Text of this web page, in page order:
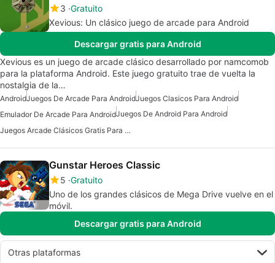
3 Gratuito
Xevious: Un clásico juego de arcade para Android
Descargar gratis para Android
Xevious es un juego de arcade clásico desarrollado por namcomob
para la plataforma Android. Este juego gratuito trae de vuelta la
nostalgia de la…
AndroidJuegos De Arcade Para AndroidJuegos Clasicos Para Android
Emulador De Arcade Para AndroidJuegos De Android Para Android
Juegos Arcade Clásicos Gratis Para Android
Gunstar Heroes Classic
5 Gratuito
Uno de los grandes clásicos de Mega Drive vuelve en el
móvil.
Descargar gratis para Android
Otras plataformas